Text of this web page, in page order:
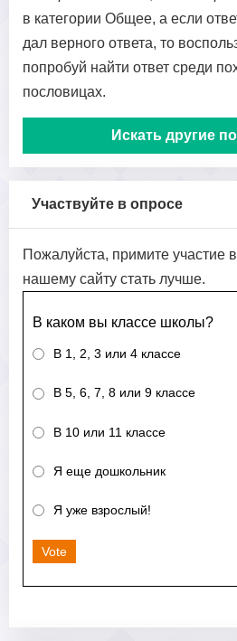
в категории Общее, а если
дал верного ответа, то
попробуй найти ответ среди
пословицах.
Искать другие
Участвуйте в опросе
Пожалуйста, примите участие
нашему сайту стать лучше.
В каком вы классе школы?
В 1, 2, 3 или 4 классе
В 5, 6, 7, 8 или 9 классе
В 10 или 11 классе
Я еще дошкольник
Я уже взрослый!
Vote